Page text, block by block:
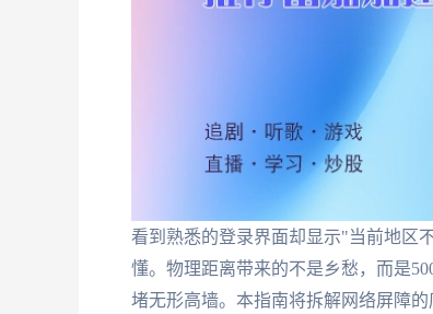
看到熟悉的登录界面却显示"当前地区
懂。物理距离带来的不是乡愁，而是
堵无形高墙。本指南将拆解网络屏障